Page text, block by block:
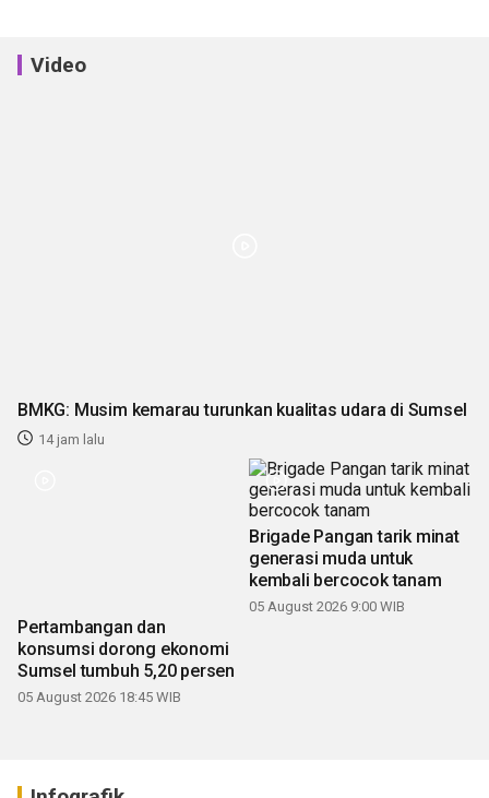
Video
BMKG: Musim kemarau turunkan kualitas udara di Sumsel
14 jam lalu
Pertambangan dan
konsumsi dorong ekonomi
Sumsel tumbuh 5,20 persen
05 August 2026 18:45 WIB